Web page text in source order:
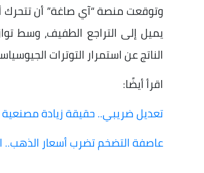
وتوقعت منصة “آي صاغة” أن تتحرك
يميل إلى التراجع الطفيف، وسط
الناتج عن استمرار التوترات
اقرأ أيضًا:
تعديل ضريبي.. حقيقة زيادة
​عاصفة التضخم تضرب أسعار الذهب..